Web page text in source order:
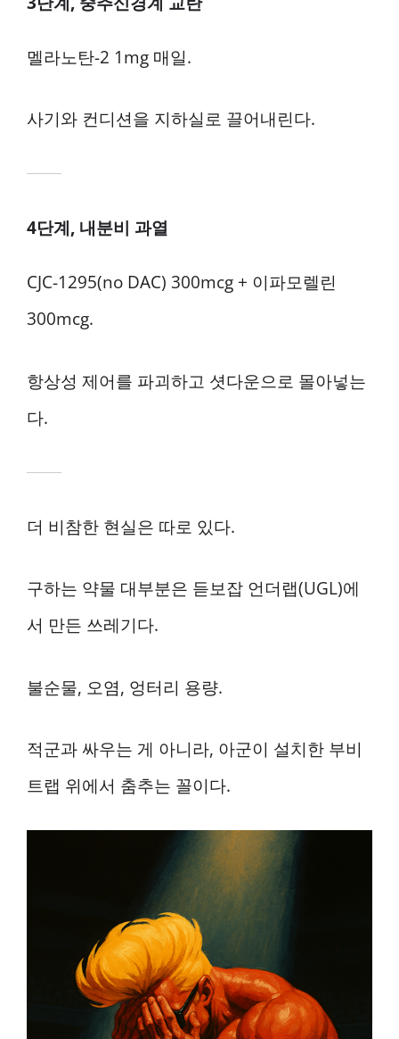
멜라노탄-2 1mg 매일.
사기와 컨디션을 지하실로 끌어내린다.
4단계, 내분비 과열
CJC-1295(no DAC) 300mcg + 이파모렐린
300mcg.
항상성 제어를 파괴하고 셧다운으로 몰아넣는
다.
더 비참한 현실은 따로 있다.
구하는 약물 대부분은 듣보잡 언더랩(UGL)에
서 만든 쓰레기다.
불순물, 오염, 엉터리 용량.
적군과 싸우는 게 아니라, 아군이 설치한 부비
트랩 위에서 춤추는 꼴이다.